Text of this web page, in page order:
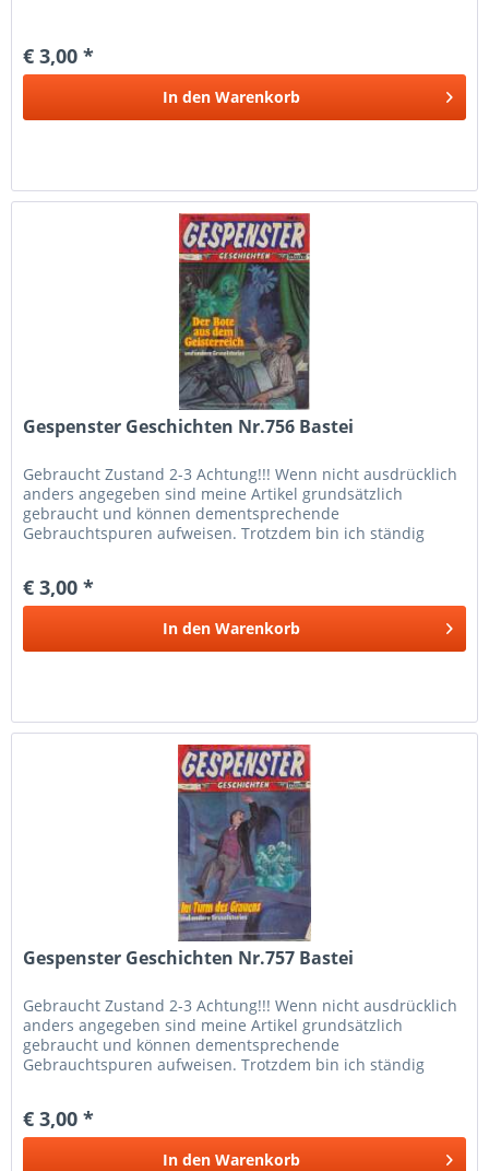
€ 3,00 *
In den Warenkorb
Gespenster Geschichten Nr.756 Bastei
Gebraucht Zustand 2-3 Achtung!!! Wenn nicht ausdrücklich
anders angegeben sind meine Artikel grundsätzlich
gebraucht und können dementsprechende
Gebrauchtspuren aufweisen. Trotzdem bin ich ständig
€ 3,00 *
In den Warenkorb
Gespenster Geschichten Nr.757 Bastei
Gebraucht Zustand 2-3 Achtung!!! Wenn nicht ausdrücklich
anders angegeben sind meine Artikel grundsätzlich
gebraucht und können dementsprechende
Gebrauchtspuren aufweisen. Trotzdem bin ich ständig
€ 3,00 *
In den Warenkorb